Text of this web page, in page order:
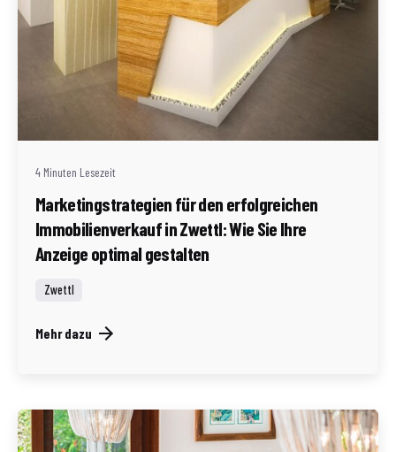
Geschrieben von
Redaktion Immofragen Zwettl
4 Minuten Lesezeit
Marketingstrategien für den erfolgreichen
Immobilienverkauf in Zwettl: Wie Sie Ihre
Anzeige optimal gestalten
Zwettl
Mehr dazu